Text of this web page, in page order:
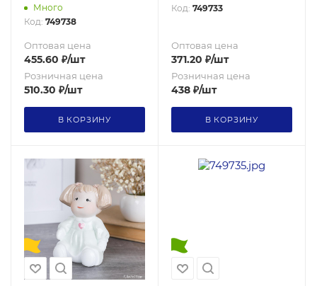
Много
Код: 749738
Оптовая цена
455.60 ₽/шт
Розничная цена
510.30 ₽/шт
В КОРЗИНУ
Код: 749733
Оптовая цена
371.20 ₽/шт
Розничная цена
438 ₽/шт
В КОРЗИНУ